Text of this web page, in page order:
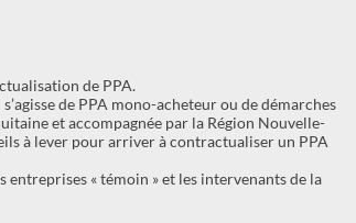
de PPA.
de PPA mono-acheteur ou de démarches
et accompagnée par la Région Nouvelle-
à lever pour arriver à contractualiser un PPA
« témoin » et les intervenants de la